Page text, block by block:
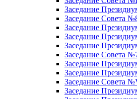
Заседание
Заседание Совета
Заседание
Заседание
Заседание
Заседание Совета
Заседание
Заседание
Заседание Совета
Заседание